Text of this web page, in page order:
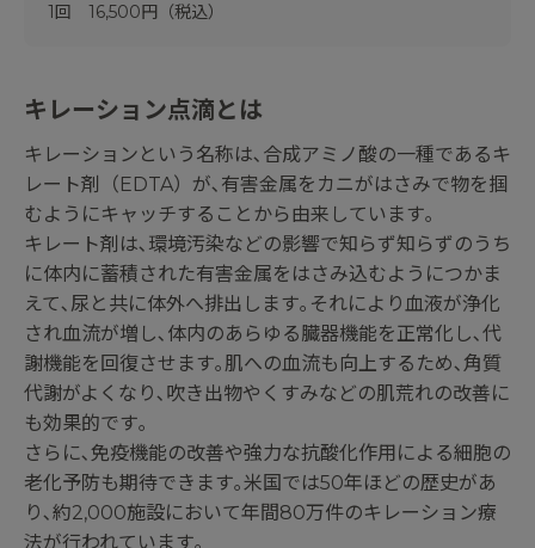
1回 16,500円（税込）
キレーション点滴とは
キレーションという名称は､合成アミノ酸の一種であるキ
レート剤（EDTA）が､有害金属をカニがはさみで物を掴
むようにキャッチすることから由来しています｡
キレート剤は､環境汚染などの影響で知らず知らずのうち
に体内に蓄積された有害金属をはさみ込むようにつかま
えて､尿と共に体外へ排出します｡それにより血液が浄化
され血流が増し､体内のあらゆる臓器機能を正常化し､代
謝機能を回復させます｡肌への血流も向上するため､角質
代謝がよくなり､吹き出物やくすみなどの肌荒れの改善に
も効果的です｡
さらに､免疫機能の改善や強力な抗酸化作用による細胞の
老化予防も期待できます｡米国では50年ほどの歴史があ
り､約2,000施設において年間80万件のキレーション療
法が行われています｡